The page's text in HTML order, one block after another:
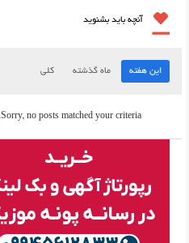
آنچه باید بشنوید
این هفته ماه گذشته کلی
Sorry, no posts matched your criteria.